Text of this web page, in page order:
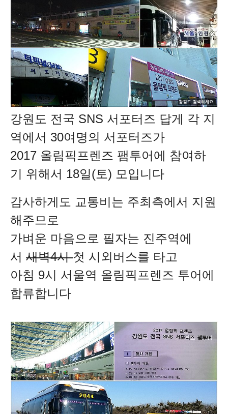
강원도 전국 SNS 서포터즈 답게 각 지
역에서 30여명의 서포터즈가
2017 올림픽프렌즈 팸투어에 참여하
기 위해서 18일(토) 모입니다
감사하게도 교통비는 주최측에서 지원
해주므로
가벼운 마음으로 필자는 진주역에
서 새벽4시 첫 시외버스를 타고
아침 9시 서울역 올림픽프렌즈 투어에
합류합니다